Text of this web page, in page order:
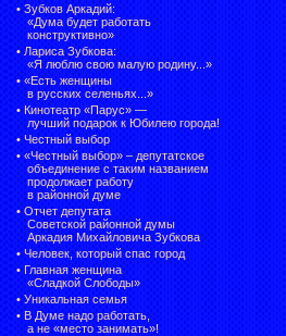
• Зубков Аркадий:
«Дума будет работать
конструктивно»
• Лариса Зубкова:
«Я люблю свою малую родину...»
• «Есть женщины
в русских селеньях...»
• Кинотеатр «Парус» —
лучший подарок к Юбилею города!
• Честный выбор
• «Честный выбор» – депутатское
объединение с таким названием
продолжает работу
в районной думе
• Отчет депутата
Советской районной думы
Аркадия Михайловича Зубкова
• Человек, который спас город
• Главная женщина
«Сладкой Слободы»
• Уникальная семья
• В Думе надо работать,
а не «место занимать»!